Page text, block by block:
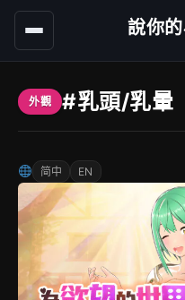
說你
外觀 #乳頭/乳暈
简中 EN